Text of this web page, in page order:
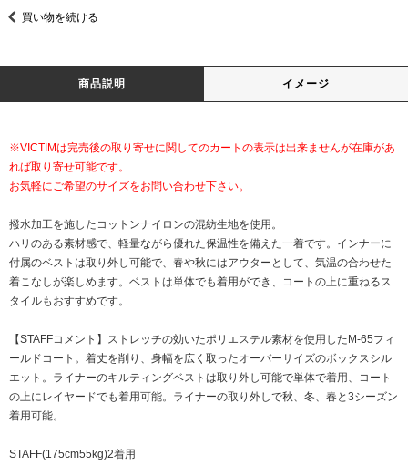
買い物を続ける
商品説明 イメージ
※VICTIMは完売後の取り寄せに関してのカートの表示は出来ませんが在庫があ
れば取り寄せ可能です。
お気軽にご希望のサイズをお問い合わせ下さい。
撥水加工を施したコットンナイロンの混紡生地を使用。
ハリのある素材感で、軽量ながら優れた保温性を備えた一着です。インナーに
付属のベストは取り外し可能で、春や秋にはアウターとして、気温の合わせた
着こなしが楽しめます。ベストは単体でも着用ができ、コートの上に重ねるス
タイルもおすすめです。
【STAFFコメント】ストレッチの効いたポリエステル素材を使用したM-65フィ
ールドコート。着丈を削り、身幅を広く取ったオーバーサイズのボックスシル
エット。ライナーのキルティングベストは取り外し可能で単体で着用、コート
の上にレイヤードでも着用可能。ライナーの取り外しで秋、冬、春と3シーズン
着用可能。
STAFF(175cm55kg)2着用